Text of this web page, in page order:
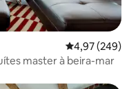
4,97 de uma
4,97 (249)
master à beira-mar